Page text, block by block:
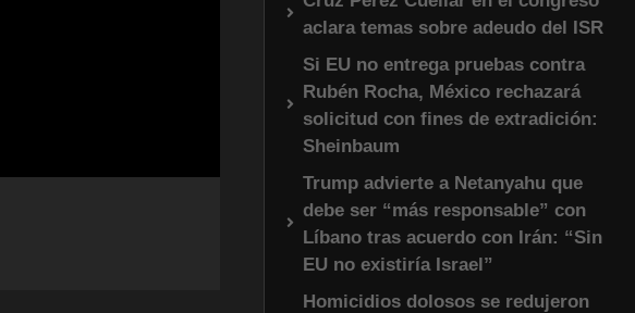
aclara temas sobre adeudo del ISR
Si EU no entrega pruebas contra
Rubén Rocha, México rechazará
solicitud con fines de extradición:
Sheinbaum
Trump advierte a Netanyahu que
debe ser “más responsable” con
Líbano tras acuerdo con Irán: “Sin
EU no existiría Israel”
Homicidios dolosos se redujeron